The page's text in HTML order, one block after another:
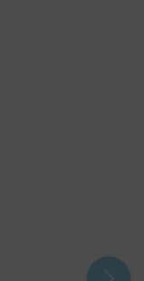
können Ihre
um die